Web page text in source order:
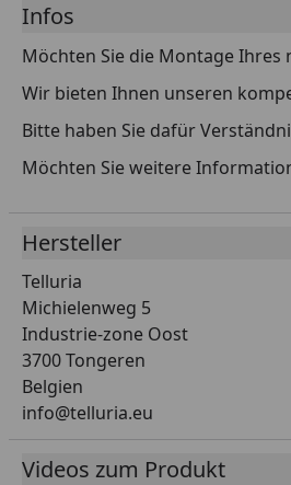
Infos
Möchten Sie die Montage
Wir bieten Ihnen unseren
Bitte haben Sie dafür
Möchten Sie weitere
Hersteller
Telluria
Michielenweg 5
Industrie-zone Oost
3700 Tongeren
Belgien
info@telluria.eu
Videos zum Produkt